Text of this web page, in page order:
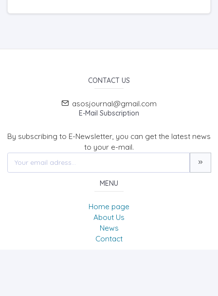
CONTACT US
asosjournal@gmail.com
E-Mail Subscription
By subscribing to E-Newsletter, you can get the latest news
to your e-mail.
MENU
Home page
About Us
News
Contact